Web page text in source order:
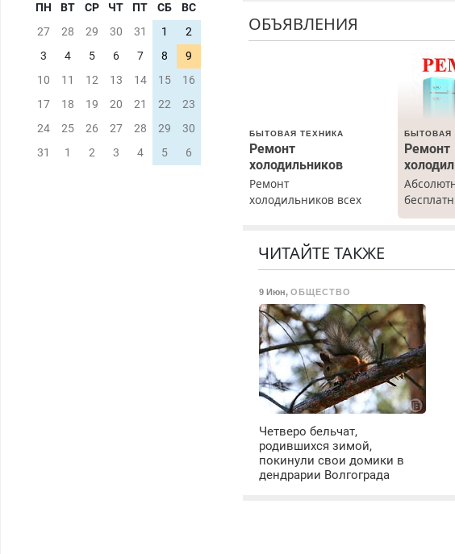
ОБЪЯВЛЕНИЯ
БЫТОВАЯ ТЕХНИКА
Ремонт
холодильников
Ремонт
холодильников всех
резины. Качественно.
районы. Скидка.
Вызов бесплатный.
БЫТОВАЯ
Ремонт
Ремонт
скидки
Мастер
ЧИТАЙТЕ ТАКЖЕ
9 Июн,ОБЩЕСТВО
Четверо бельчат,
родившихся зимой,
покинули свои домики в
дендрарии Волгограда
ПН
ВТ СР ЧТ ПТ СБ
ВС
27
28 29 30 31 1
2
3
4 5 6 7 8
9
10
11 12 13 14 15
16
17
18 19 20 21 22
23
24
25 26 27 28 29
30
31
1 2 3 4 5 6